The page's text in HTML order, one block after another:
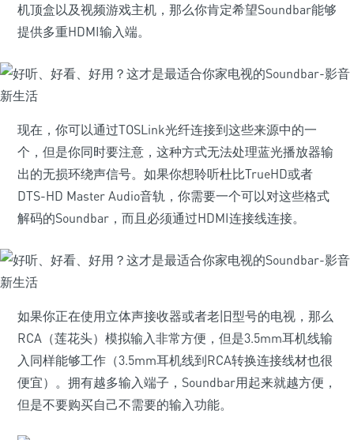
机顶盒以及视频游戏主机，那么你肯定希望Soundbar能够
提供多重HDMI输入端。
现在，你可以通过TOSLink光纤连接到这些来源中的一
个，但是你同时要注意，这种方式无法处理蓝光播放器输
出的无损环绕声信号。如果你想聆听杜比TrueHD或者
DTS-HD Master Audio音轨，你需要一个可以对这些格式
解码的Soundbar，而且必须通过HDMI连接线连接。
如果你正在使用立体声接收器或者老旧型号的电视，那么
RCA（莲花头）模拟输入非常方便，但是3.5mm耳机线输
入同样能够工作（3.5mm耳机线到RCA转换连接线材也很
便宜）。拥有越多输入端子，Soundbar用起来就越方便，
但是不要购买自己不需要的输入功能。